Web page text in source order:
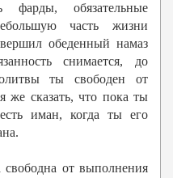
обязательные
часть жизни
обеденный намаз
снимается, до
ты свободен от
же сказать, что пока ты
иман, когда ты его
от выполнения